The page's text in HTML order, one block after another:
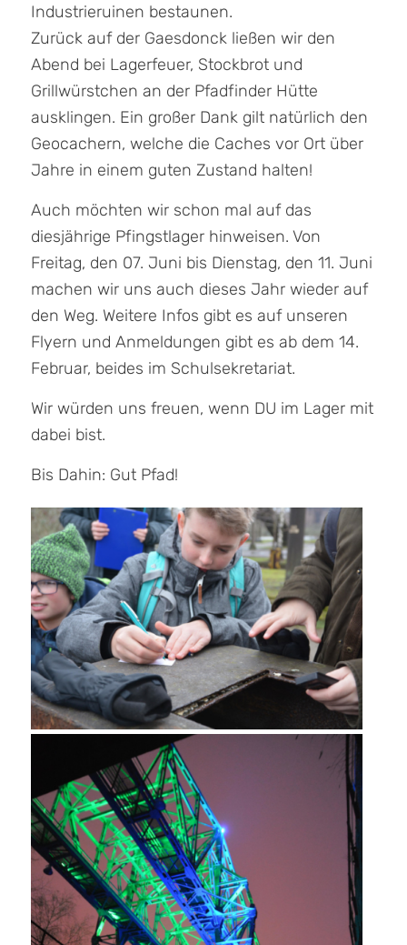
Industrieruinen bestaunen.
Zurück auf der Gaesdonck ließen wir den
Abend bei Lagerfeuer, Stockbrot und
Grillwürstchen an der Pfadfinder Hütte
ausklingen. Ein großer Dank gilt natürlich den
Geocachern, welche die Caches vor Ort über
Jahre in einem guten Zustand halten!
Auch möchten wir schon mal auf das
diesjährige Pfingstlager hinweisen. Von
Freitag, den 07. Juni bis Dienstag, den 11. Juni
machen wir uns auch dieses Jahr wieder auf
den Weg. Weitere Infos gibt es auf unseren
Flyern und Anmeldungen gibt es ab dem 14.
Februar, beides im Schulsekretariat.
Wir würden uns freuen, wenn DU im Lager mit
dabei bist.
Bis Dahin: Gut Pfad!